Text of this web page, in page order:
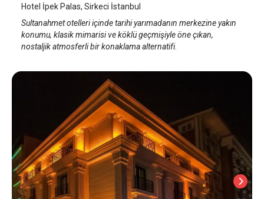
Hotel İpek Palas, Sirkeci İstanbul
Sultanahmet otelleri içinde tarihi yarımadanın merkezine yakın
konumu, klasik mimarisi ve köklü geçmişiyle öne çıkan,
nostaljik atmosferli bir konaklama alternatifi.